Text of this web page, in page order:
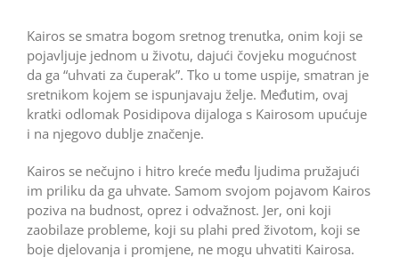
Kairos se smatra bogom sretnog trenutka, onim koji se
pojavljuje jednom u životu, dajući čovjeku mogućnost
da ga “uhvati za čuperak”. Tko u tome uspije, smatran je
sretnikom kojem se ispunjavaju želje. Međutim, ovaj
kratki odlomak Posidipova dijaloga s Kairosom upućuje
i na njegovo dublje značenje.
Kairos se nečujno i hitro kreće među ljudima pružajući
im priliku da ga uhvate. Samom svojom pojavom Kairos
poziva na budnost, oprez i odvažnost. Jer, oni koji
zaobilaze probleme, koji su plahi pred životom, koji se
boje djelovanja i promjene, ne mogu uhvatiti Kairosa.